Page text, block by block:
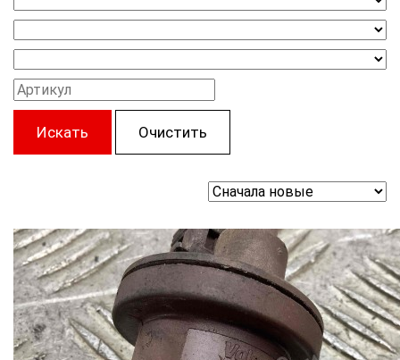
Искать Очистить